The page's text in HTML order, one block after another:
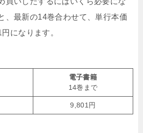
、最新の14巻合わせて、単行本価
になります。
電子書籍
14巻まで
9,801円